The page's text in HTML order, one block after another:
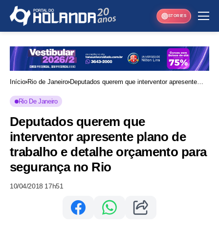
STORIES
Início Rio de Janeiro Deputados querem que interventor apresente
Rio De Janeiro
Deputados querem que
interventor apresente plano de
trabalho e detalhe orçamento para
segurança no Rio
10/04/2018 17h51